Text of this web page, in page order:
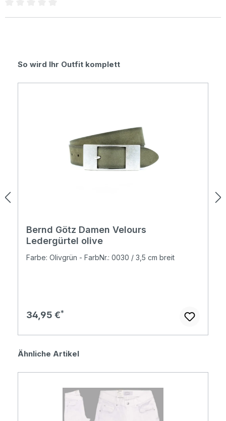
Produktgalerie überspringen
So wird Ihr Outfit komplett
Bernd Götz Damen Velours
Ledergürtel olive
Farbe: Olivgrün - FarbNr.: 0030 / 3,5 cm breit
Regulärer Preis:
34,95 €
Produktgalerie überspringen
Ähnliche Artikel